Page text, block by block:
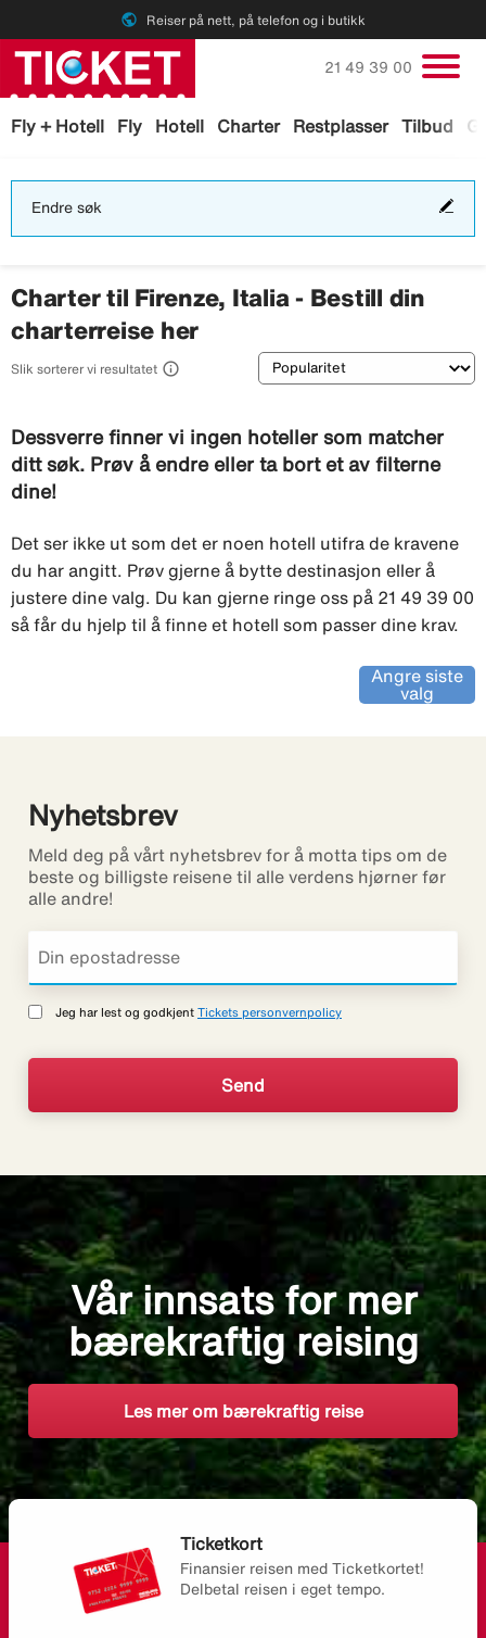
public Reiser på nett, på telefon og i butikk
Fly + Hotell Fly Hotell Charter Restplasser Tilbud
Ring oss på
21 49 39 00
Endre søk
Charter til Firenze, Italia - Bestill din
charterreise her
Slik sorterer vi resultatet  Sortering
Dessverre finner vi ingen hoteller som matcher
ditt søk. Prøv å endre eller ta bort et av filterne
dine!
Det ser ikke ut som det er noen hotell utifra de kravene
du har angitt. Prøv gjerne å bytte destinasjon eller å
justere dine valg. Du kan gjerne ringe oss på 21 49 39 00
så får du hjelp til å finne et hotell som passer dine krav.
Angre siste
valg
Nyhetsbrev
Meld deg på vårt nyhetsbrev for å motta tips om de
beste og billigste reisene til alle verdens hjørner før
alle andre!
Jeg har lest og godkjent Tickets personvernpolicy
Vår innsats for mer
bærekraftig reising
Les mer om bærekraftig reise
Ticketkort
Finansier reisen med Ticketkortet!
Delbetal reisen i eget tempo.